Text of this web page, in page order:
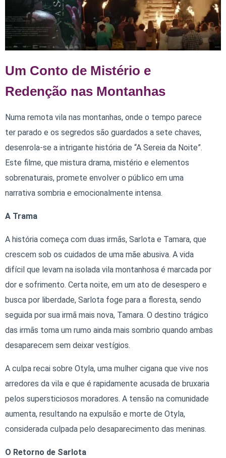
Um Conto de Mistério e
Redenção nas Montanhas
Numa remota vila nas montanhas, onde o tempo parece
ter parado e os segredos são guardados a sete chaves,
desenrola-se a intrigante história de “A Sereia da Noite”.
Este filme, que mistura drama, mistério e elementos
sobrenaturais, promete envolver o público em uma
narrativa sombria e emocionalmente intensa.
A Trama
A história começa com duas irmãs, Sarlota e Tamara, que
crescem sob os cuidados de uma mãe abusiva. A vida
difícil que levam na isolada vila montanhosa é marcada por
dor e sofrimento. Certa noite, em um ato de desespero e
busca por liberdade, Sarlota foge para a floresta, sendo
seguida por sua irmã mais nova, Tamara. O destino trágico
das irmãs toma um rumo ainda mais sombrio quando ambas
desaparecem sem deixar vestígios.
A culpa recai sobre Otyla, uma mulher cigana que vive nos
arredores da vila e que é rapidamente acusada de bruxaria
pelos supersticiosos moradores. A tensão na comunidade
aumenta, resultando na expulsão e morte de Otyla,
considerada culpada pelo desaparecimento das meninas.
O Retorno de Sarlota